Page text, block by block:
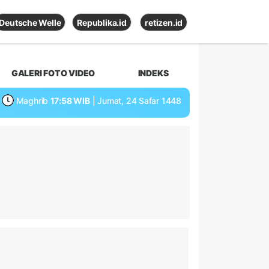
Deutsche Welle Republika.id retizen.id
GALERI FOTO VIDEO INDEKS
Maghrib 17:58 WIB | Jumat, 24 Safar 1448